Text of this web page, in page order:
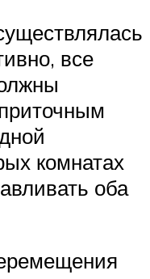
все
комнатах
оба